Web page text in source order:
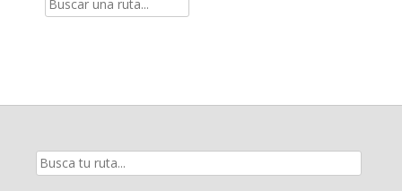
Resultados